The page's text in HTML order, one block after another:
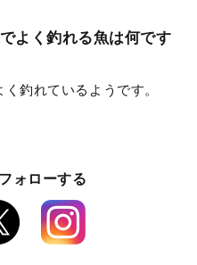
よく釣れる魚は何です
釣れているようです。
ォローする